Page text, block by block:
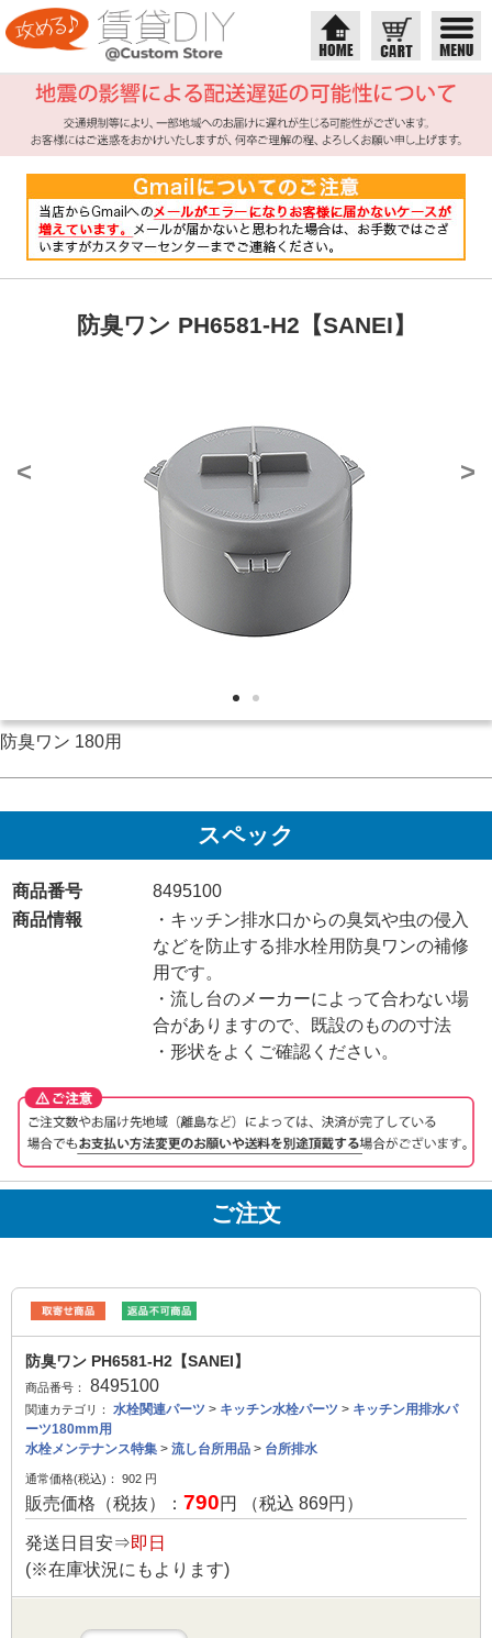
防臭ワン PH6581-H2【SANEI】
< >
防臭ワン 180用
スペック
商品番号
8495100
商品情報
・キッチン排水口からの臭気や虫の侵入
などを防止する排水栓用防臭ワンの補修
用です。
・流し台のメーカーによって合わない場
合がありますので、既設のものの寸法
・形状をよくご確認ください。
ご注文
防臭ワン PH6581-H2【SANEI】
商品番号： 8495100
関連カテゴリ： 水栓関連パーツ > キッチン水栓パーツ > キッチン用排水パ
ーツ180mm用
水栓メンテナンス特集 > 流し台所用品 > 台所排水
通常価格(税込)： 902 円
販売価格（税抜）： 790円 （税込 869円）
発送日目安⇒即日
(※在庫状況にもよります)